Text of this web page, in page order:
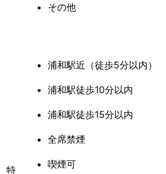
その他
特
浦和駅近（徒歩5分以内）
浦和駅徒歩10分以内
浦和駅徒歩15分以内
全席禁煙
喫煙可